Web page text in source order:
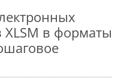
XLSM в форматы